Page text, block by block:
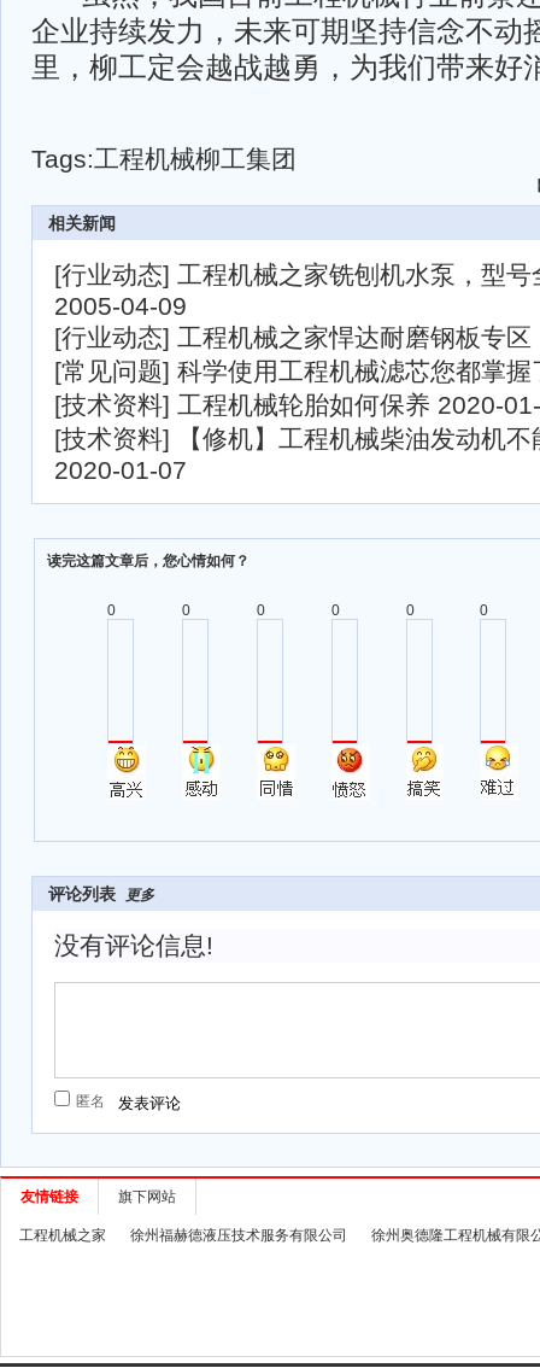
企业持续发力，未来可期坚持信念不动
里，柳工定会越战越勇，为我们带来好
Tags:工程机械柳工集团
相关新闻
[行业动态] 工程机械之家铣刨机水泵，型
2005-04-09
[行业动态] 工程机械之家悍达耐磨钢板专区
[常见问题] 科学使用工程机械滤芯您都掌握
[技术资料] 工程机械轮胎如何保养 2020-
[技术资料]
【修机】工程机械柴油发动机
2020-01-07
读完这篇文章后，您心情如何？
0 0 0 0 0 0
评论列表 更多
没有评论信息!
匿名
友情链接 旗下网站
工程机械之家 徐州福赫德液压技术服务有限公司 徐州奥德隆工程机械有限